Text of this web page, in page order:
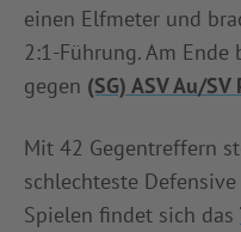
einen Elfmeter und
2:1-Führung. Am Ende
gegen (SG) ASV Au/
Mit 42 Gegentreffern
schlechteste
Spielen findet sich das